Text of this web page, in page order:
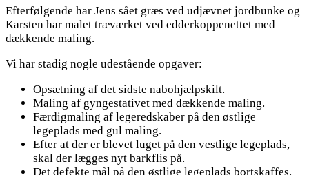
Efterfølgende har Jens sået græs ved udjævnet jordbunke og
Karsten har malet træværket ved edderkoppenettet med
dækkende maling.
Vi har stadig nogle udestående opgaver:
Opsætning af det sidste nabohjælpskilt.
Maling af gyngestativet med dækkende maling.
Færdigmaling af legeredskaber på den østlige
legeplads med gul maling.
Efter at der er blevet luget på den vestlige legeplads,
skal der lægges nyt barkflis på.
Det defekte mål på den østlige legeplads bortskaffes.